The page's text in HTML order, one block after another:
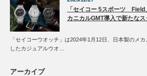
「セイコー 5スポーツ Field
カニカルGMT導入で新たな
「セイコーウオッチ」は2024年1月12日、日本製のメ
したカジュアルウオ…
アーカイブ